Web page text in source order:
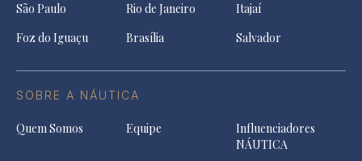
São Paulo Rio de Janeiro
Itajaí
Foz do Iguaçu
Brasília Salvador
SOBRE A NÁUTICA
Quem Somos Equipe
Influenciadores
NÁUTICA